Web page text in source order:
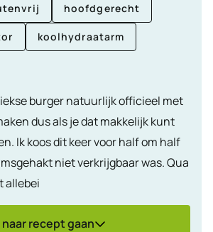
hoofdgerecht
koolhydraatarm
burger natuurlijk officieel met
dus als je dat makkelijk kunt
Ik koos dit keer voor half om half
niet verkrijgbaar was. Qua
allebei
naar recept gaan